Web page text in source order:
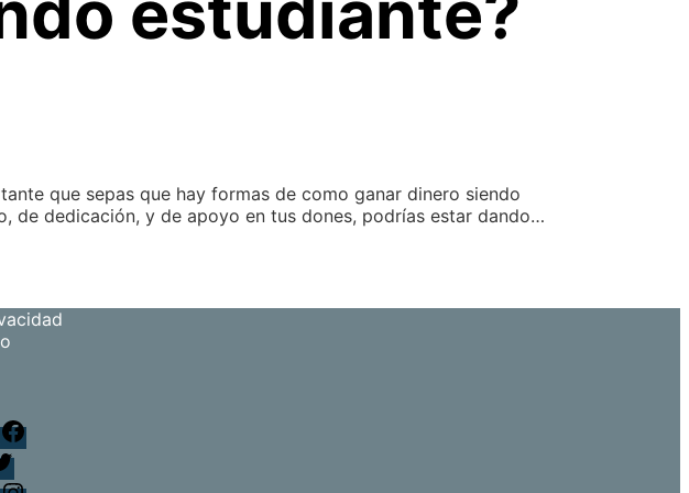
que sepas que hay formas de como ganar dinero siendo
de dedicación, y de apoyo en tus dones, podrías estar dando…